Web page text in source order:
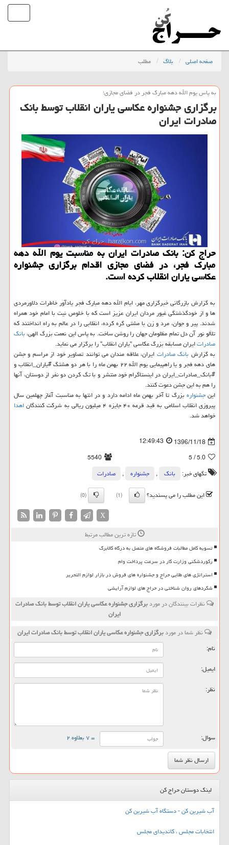
صفحه اصلی بلاگ مطلب
به پاس یوم الله دهه مبارك فجر در فضای مجازی؛
برگزاری جشنواره عكاسی یاران انقلاب توسط بانك
صادرات ایران
حراج كن: بانك صادرات ایران به مناسبت یوم الله دهه
مبارك فجر، در فضای مجازی اقدام برگزاری جشنواره
عكاسی یاران انقلاب كرده است.
به گزارش بازرگانی خبرگزاری مهر، ا​یام الله دهه مبارك فجر یادآور خاطرات دلاورمردی
ها و از خودگذشتگی غیور مردان ایران عزیز است كه با خلوص نیت با امام خود همراه
شدند. پیر و جوان، مرد و زن با مشتی گره كرده، انقلابی را در عالم به راه انداختند كه
تلألو نور آن دل تمام مظلومان جهان را روشن ساخت. به پاس این نعمت بزرگ الهی،بانك
صادراتایران مسابقه بزرگ عكاسی "یاران انقلاب" را برگزار می نماید.
به گزارش بانكصادرات ایران، علاقه مندان می توانند تصاویر خود از مراسم و جشن
های دهه فجر و یا راهپیمایی یوم الله ۲۲ بهمن ماه را با هر دو هشتگ #یاران_انقلاب و
#بانك_صادرات_ایران در اینستاگرام خود منتشر و با تگ كردن دو نفر از دوستان، آنها
را هم به این جشن دعوت كنند.
اینجشنوارهبزرگ تا آخر بهمن ماه ادامه دارد و در انتها به مناسبت آغاز چهلمین سال
پیروزی انقلاب اسلامی به قید قرعه ۴۰ جایزه ۴ میلیون ریالی به شركت كنندگان
اهدا
خواهد شد.
1396/11/18
12:49:43
5.0
/ 5
5540
تگهای خبر:
بانك , جشنواره ,
صادرات
این مطلب را می پسندید؟
(1)
(0)
X
تازه ترین مطالب مرتبط
تسویه کامل مطالبات فروشگاه های متصل به درگاه کالابرگ
رکوردشکنی وزارت کار در سرعت پرداخت وام
استراتژی های طلایی حراج و جشنواره های فروش در بازار لوازم التحریر
شگردهای روان شناختی در حراج های لوازم آرایشی
نظرات بینندگان در موردبرگزاری جشنواره عكاسی یاران انقلاب توسط بانك صادرات
ایران
نظر شما در موردبرگزاری جشنواره عكاسی یاران انقلاب توسط بانك صادرات ایران
نام:
ایمیل:
نظر:
سوال: = ۷ بعلاوه ۲
لینک دوستان حراج کن
آب شیرین کن - دستگاه آب شیرین کن
انتخابات مجلس ، کاندیدای مجلس